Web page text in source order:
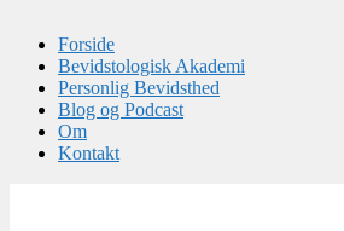
Forside
Bevidstologisk Akademi
Personlig Bevidsthed
Blog og Podcast
Om
Kontakt